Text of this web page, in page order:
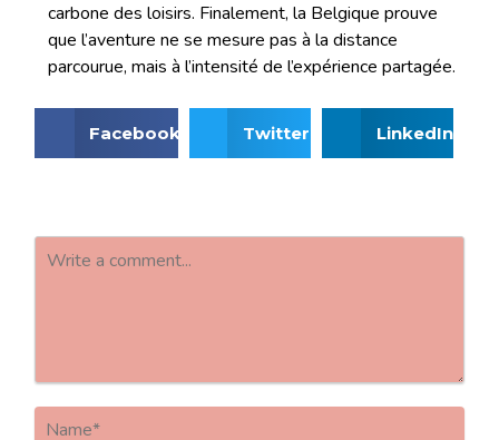
carbone des loisirs. Finalement, la Belgique prouve
que l’aventure ne se mesure pas à la distance
parcourue, mais à l’intensité de l’expérience partagée.
Facebook Twitter LinkedIn